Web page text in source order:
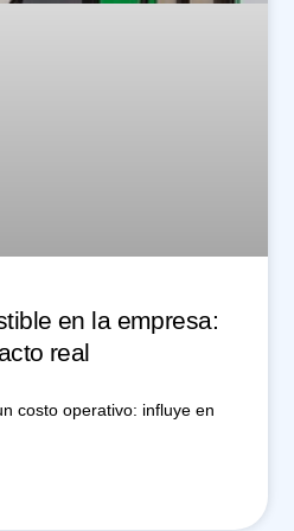
en la empresa:
real
costo operativo: influye en